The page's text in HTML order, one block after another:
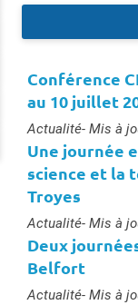
Conférence
au 10 juillet
Type :
Actualité- Mis à
Une journée
science et la
Troyes
Type :
Actualité- Mis à
Deux
Belfort
Type :
Actualité- Mis à